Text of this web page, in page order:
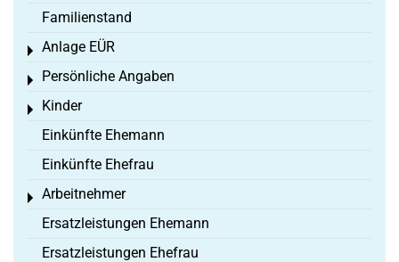
Familienstand
Anlage EÜR
Toggle menu
Persönliche Angaben
Toggle menu
Kinder
Toggle menu
Einkünfte Ehemann
Einkünfte Ehefrau
Arbeitnehmer
Toggle menu
Ersatzleistungen Ehemann
Ersatzleistungen Ehefrau